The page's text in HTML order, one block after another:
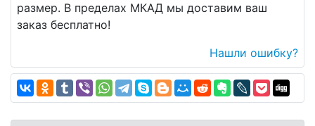
размер. В пределах МКАД мы доставим ваш
заказ бесплатно!
Нашли ошибку?